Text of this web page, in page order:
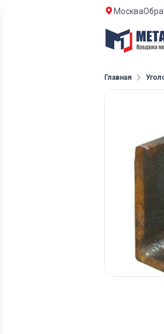
Москва
Главная